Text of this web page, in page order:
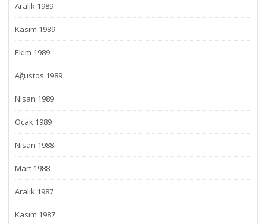
Aralık 1989
Kasım 1989
Ekim 1989
Ağustos 1989
Nisan 1989
Ocak 1989
Nisan 1988
Mart 1988
Aralık 1987
Kasım 1987